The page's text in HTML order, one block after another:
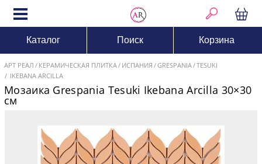
Каталог Поиск Корзина
АРТ РЕАЛ КЕРАМИЧЕСКАЯ ПЛИТКА ИСПАНИЯ GRESPANIA TESUKI
IKEBANA ARCILLA
Мозаика Grespania Tesuki Ikebana Arcilla 30×30
см